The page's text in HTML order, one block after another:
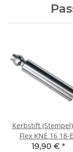
Kerbstift
Flex KNE 16 18-
Knabber Nibbler
19,90 € *